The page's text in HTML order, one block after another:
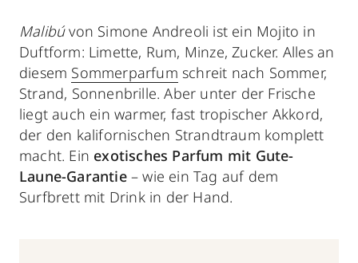
Malibúvon Simone Andreoli ist ein Mojito in
Duftform: Limette, Rum, Minze, Zucker. Alles an
diesem Sommerparfum schreit nach Sommer,
Strand, Sonnenbrille. Aber unter der Frische
liegt auch ein warmer, fast tropischer Akkord,
der den kalifornischen Strandtraum komplett
macht. Ein exotisches Parfum mit Gute-
Laune-Garantie – wie ein Tag auf dem
Surfbrett mit Drink in der Hand.